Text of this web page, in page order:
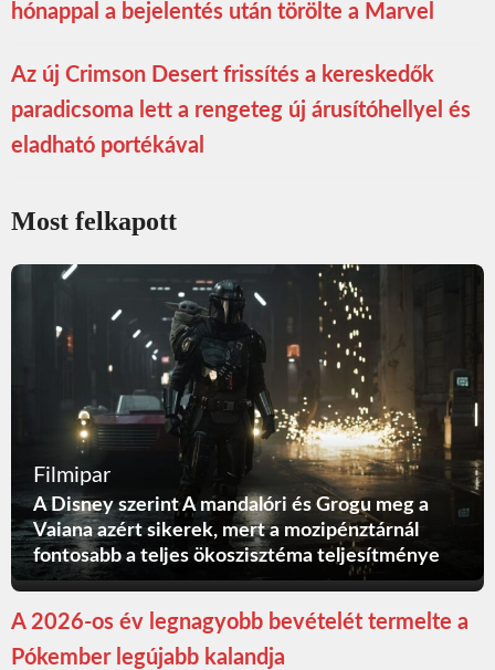
hónappal a bejelentés után törölte a Marvel
Az új Crimson Desert frissítés a kereskedők
paradicsoma lett a rengeteg új árusítóhellyel és
eladható portékával
Most felkapott
Filmipar
A Disney szerint A mandalóri és Grogu meg a
Vaiana azért sikerek, mert a mozipénztárnál
fontosabb a teljes ökoszisztéma teljesítménye
A 2026-os év legnagyobb bevételét termelte a
Pókember legújabb kalandja